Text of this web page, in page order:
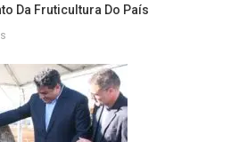
Da Fruticultura Do País